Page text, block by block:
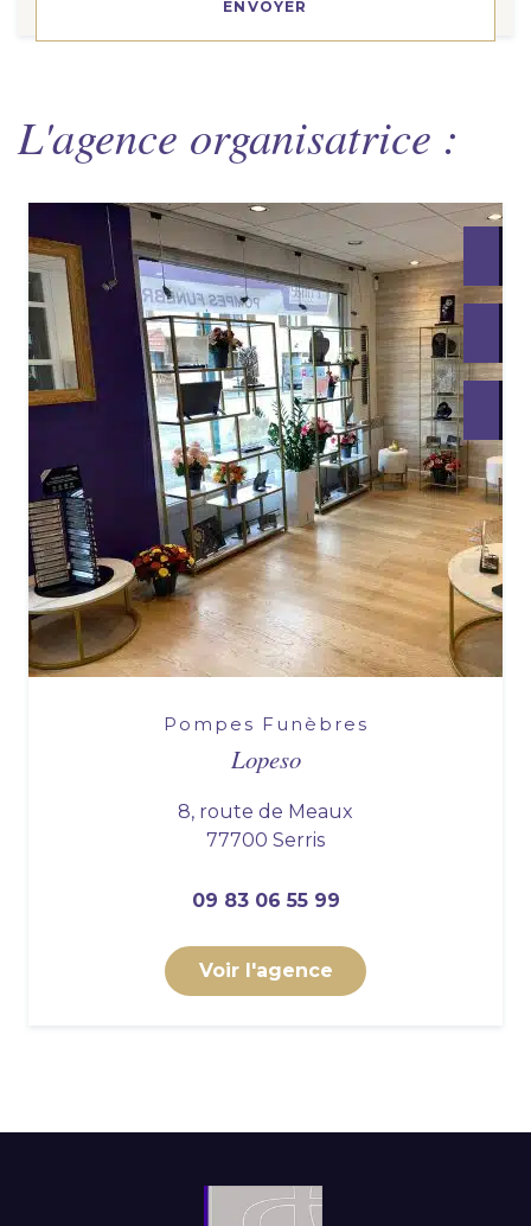
L'agence organisatrice :
Pompes Funèbres
Lopeso
8, route de Meaux
77700 Serris
09 83 06 55 99
Voir l'agence